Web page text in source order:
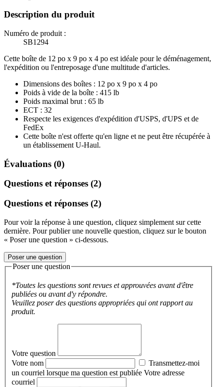
Description du produit
Numéro de produit :
SB1294
Cette boîte de 12 po x 9 po x 4 po est idéale pour le déménagement,
l'expédition ou l'entreposage d'une multitude d'articles.
Dimensions des boîtes : 12 po x 9 po x 4 po
Poids à vide de la boîte : 415 lb
Poids maximal brut : 65 lb
ECT : 32
Respecte les exigences d'expédition d'USPS, d'UPS et de
FedEx
Cette boîte n'est offerte qu'en ligne et ne peut être récupérée à
un établissement U-Haul.
Évaluations (0)
Questions et réponses (2)
Questions et réponses (2)
Pour voir la réponse à une question, cliquez simplement sur cette
dernière. Pour publier une nouvelle question, cliquez sur le bouton
« Poser une question » ci-dessous.
Poser une question
Poser une question
*Toutes les questions sont revues et approuvées avant d'être
publiées ou avant d'y répondre.
Veuillez poser des questions appropriées qui ont rapport au
produit.
Votre question
Votre nom
Transmettez-moi
un courriel lorsque ma question est publiée Votre adresse
courriel